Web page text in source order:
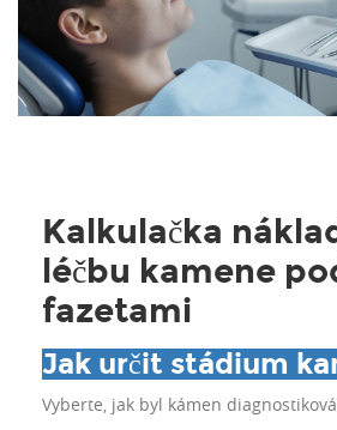
Kalkulačka
léčbu kamene
fazetami
Jak určit stádium
Vyberte, jak byl kámen